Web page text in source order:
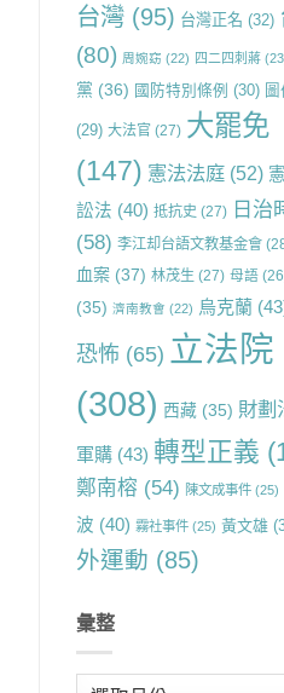
台灣(95) 台灣正名 (32)
(80) 周婉窈 (22) 四二四刺蔣
黨 (36) 國防特別條例 (30)
(29) 大法官(27) 大罷免
(147) 憲法法庭(52)
訟法 (40) 抵抗史 (27) 日治
(58) 李江却台語文教基金會
血案(37) 林茂生 (27) 母語
(35) 濟南教會 (22) 烏克蘭
恐怖 (65) 立法院
(308) 西藏(35) 財劃
軍購(43) 轉型正義
鄭南榕 (54) 陳文成事件(25)
波 (40) 霧社事件(25) 黃文雄
外運動 (85)
彙整